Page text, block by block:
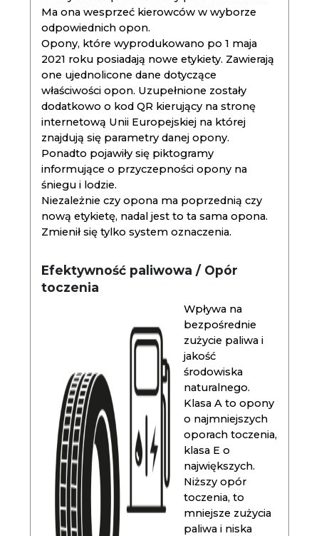
Ma ona wesprzeć kierowców w wyborze
odpowiednich opon.
Opony, które wyprodukowano po 1 maja
2021 roku posiadają nowe etykiety. Zawierają
one ujednolicone dane dotyczące
właściwości opon. Uzupełnione zostały
dodatkowo o kod QR kierujący na stronę
internetową Unii Europejskiej na której
znajdują się parametry danej opony.
Ponadto pojawiły się piktogramy
informujące o przyczepności opony na
śniegu i lodzie.
Niezależnie czy opona ma poprzednią czy
nową etykietę, nadal jest to ta sama opona.
Zmienił się tylko system oznaczenia.
Efektywność paliwowa / Opór
toczenia
Wpływa na
bezpośrednie
zużycie paliwa i
jakość
środowiska
naturalnego.
Klasa A to opony
o najmniejszych
oporach toczenia,
klasa E o
największych.
Niższy opór
toczenia, to
mniejsze zużycia
paliwa i niska